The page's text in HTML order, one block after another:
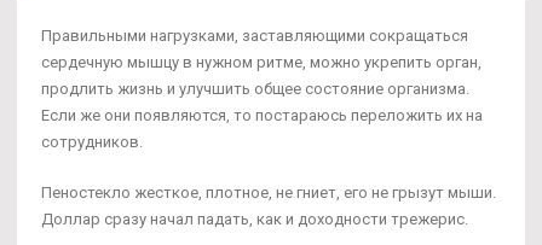
Правильными нагрузками, заставляющими сокращаться
сердечную мышцу в нужном ритме, можно укрепить орган,
продлить жизнь и улучшить общее состояние организма.
Если же они появляются, то постараюсь переложить их на
сотрудников.
Пеностекло жесткое, плотное, не гниет, его не грызут мыши.
Доллар сразу начал падать, как и доходности трежерис.